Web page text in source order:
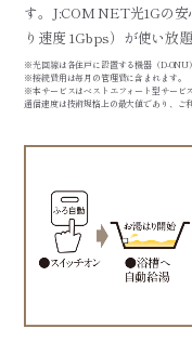
す。J:COM NET光1Gの
り速度 1Gbps）が使い放題
※光回線は各住戸に設置する機器（D-ONU
※接続費用は毎月の管理費に含まれます。
※本サービスはベストエフォート型サービ
通信速度は技術規格上の最大値であり、ご